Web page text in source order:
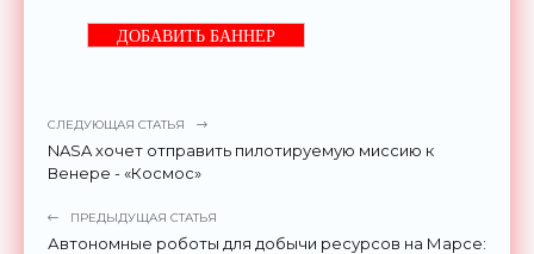
ДОБАВИТЬ БАННЕР
СЛЕДУЮЩАЯ СТАТЬЯ
NASA хочет отправить пилотируемую миссию к
Венере - «Космос»
ПРЕДЫДУЩАЯ СТАТЬЯ
Автономные роботы для добычи ресурсов на Марсе: